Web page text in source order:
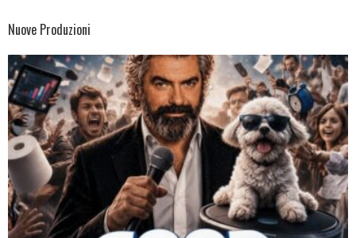
Nuove Produzioni